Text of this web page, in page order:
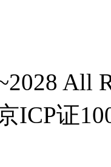
All
ICP证